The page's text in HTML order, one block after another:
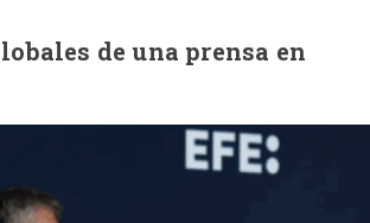
de una prensa en